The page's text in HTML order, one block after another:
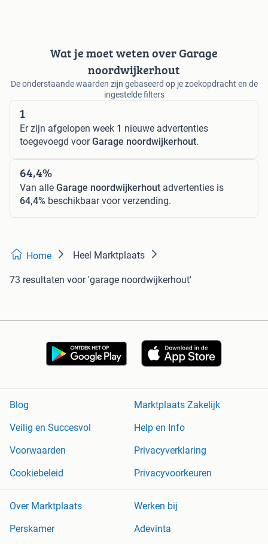
Wat je moet weten over Garage
noordwijkerhout
De onderstaande waarden zijn gebaseerd op je zoekopdracht en de
ingestelde filters
1
Er zijn afgelopen week 1 nieuwe advertenties
toegevoegd voorGarage noordwijkerhout.
64,4%
Van alle Garage noordwijkerhout advertenties is
64,4% beschikbaar voor verzending.
Home Heel Marktplaats
73 resultaten voor 'garage noordwijkerhout'
Blog
Marktplaats Zakelijk
Veilig en Succesvol
Help en Info
Voorwaarden
Privacyverklaring
Cookiebeleid
Privacyvoorkeuren
Over Marktplaats
Werken bij
Perskamer
Adevinta